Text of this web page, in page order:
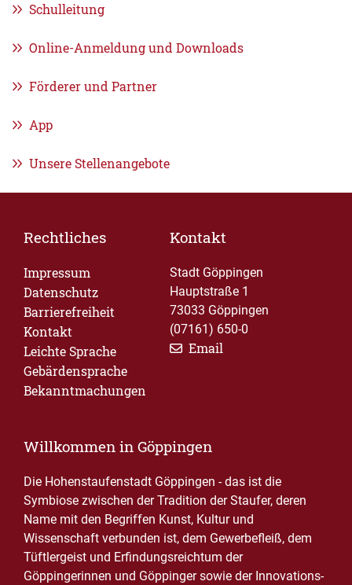
Schulleitung
Online-Anmeldung und Downloads
Förderer und Partner
App
Unsere Stellenangebote
Rechtliches
Impressum
Datenschutz
Barrierefreiheit
Kontakt
Leichte Sprache
Gebärdensprache
Bekanntmachungen
Kontakt
Stadt Göppingen
Hauptstraße 1
73033 Göppingen
(07161) 650-0
Email
Willkommen in Göppingen
Die Hohenstaufenstadt Göppingen - das ist die
Symbiose zwischen der Tradition der Staufer, deren
Name mit den Begriffen Kunst, Kultur und
Wissenschaft verbunden ist, dem Gewerbefleiß, dem
Tüftlergeist und Erfindungsreichtum der
Göppingerinnen und Göppinger sowie der Innovations-